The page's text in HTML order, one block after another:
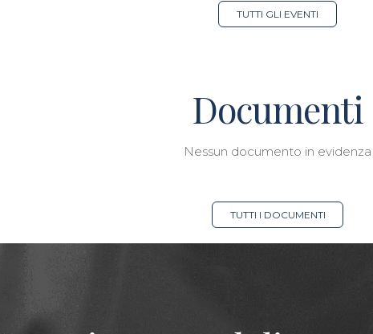
TUTTI GLI EVENTI
Documenti
Nessun documento in evidenza
TUTTI I DOCUMENTI